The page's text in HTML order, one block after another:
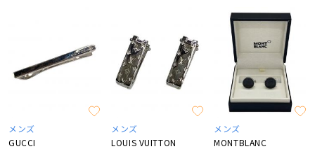
メンズ
GUCCI
メンズ
LOUIS VUITTON
メンズ
MONTBLANC